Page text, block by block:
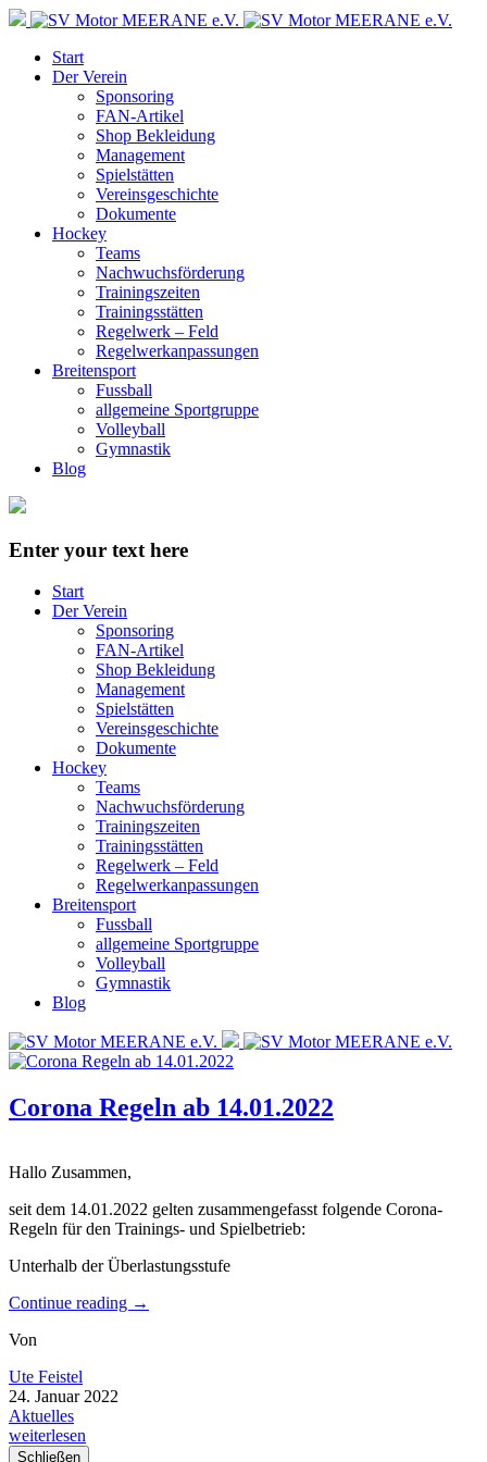
Start
Der Verein
Sponsoring
FAN-Artikel
Shop Bekleidung
Management
Spielstätten
Vereinsgeschichte
Dokumente
Hockey
Teams
Nachwuchsförderung
Trainingszeiten
Trainingsstätten
Regelwerk – Feld
Regelwerkanpassungen
Breitensport
Fussball
allgemeine Sportgruppe
Volleyball
Gymnastik
Blog
Enter your text here
Start
Der Verein
Sponsoring
FAN-Artikel
Shop Bekleidung
Management
Spielstätten
Vereinsgeschichte
Dokumente
Hockey
Teams
Nachwuchsförderung
Trainingszeiten
Trainingsstätten
Regelwerk – Feld
Regelwerkanpassungen
Breitensport
Fussball
allgemeine Sportgruppe
Volleyball
Gymnastik
Blog
Corona Regeln ab 14.01.2022
Hallo Zusammen,
seit dem 14.01.2022 gelten zusammengefasst folgende Corona-
Regeln für den Trainings- und Spielbetrieb:
Unterhalb der Überlastungsstufe
Continue reading →
Von
Ute Feistel
24. Januar 2022
Aktuelles
weiterlesen